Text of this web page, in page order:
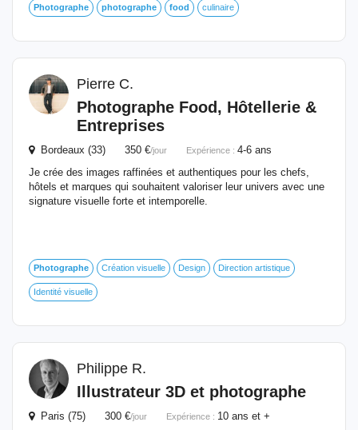
Photographe photographe food culinaire
Pierre C.
Photographe Food , Hôtellerie &
Entreprises
Bordeaux (33) 350 €/jour Expérience : 4-6 ans
Je crée des images raffinées et authentiques pour les chefs,
hôtels et marques qui souhaitent valoriser leur univers avec une
signature visuelle forte et intemporelle.
Photographe Création visuelle Design Direction artistique
Identité visuelle
Philippe R.
Illustrateur 3D et photographe
Paris (75) 300 €/jour Expérience : 10 ans et +